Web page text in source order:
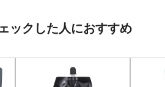
ックした人におすすめ